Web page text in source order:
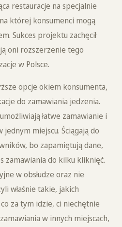
restauracje na specjalnie
której konsumenci mogą
Sukces projektu zachęcił
oni rozszerzenie tego
w Polsce.
opcje okiem konsumenta,
do zamawiania jedzenia.
łatwe zamawianie i
miejscu. Ściągają do
bo zapamiętują dane,
zamawiania do kilku kliknięć.
w obsłudze oraz nie
właśnie takie, jakich
za tym idzie, ci niechętnie
w innych miejscach,